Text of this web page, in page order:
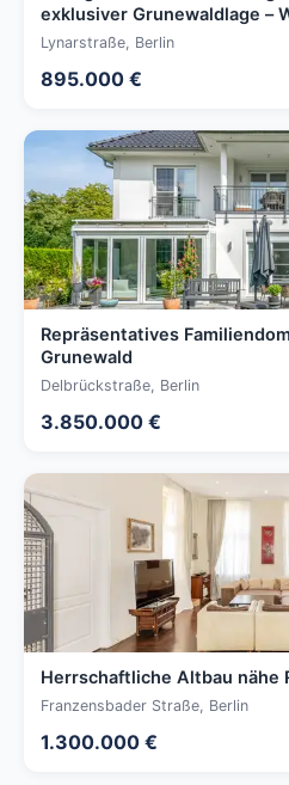
exklusiver Grunewaldlage –
Resort
Lynarstraße, Berlin
895.000 €
Repräsentatives
Grunewald
Delbrückstraße, Berlin
3.850.000 €
Herrschaftliche Altbau nähe
Franzensbader Straße, Berlin
1.300.000 €